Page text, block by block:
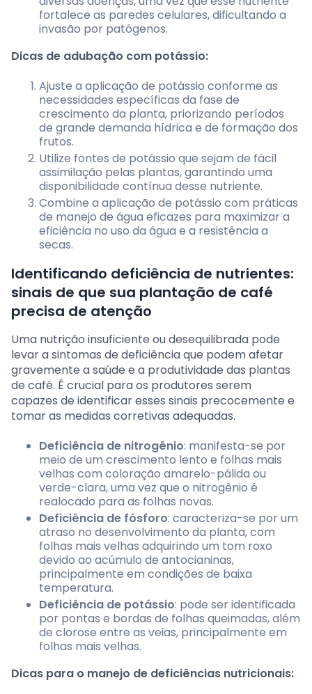
fortalece as paredes celulares, dificultando a
invasão por patógenos.
Dicas de adubação com potássio:
Ajuste a aplicação de potássio conforme as
necessidades específicas da fase de
crescimento da planta, priorizando períodos
de grande demanda hídrica e de formação dos
frutos.
Utilize fontes de potássio que sejam de fácil
assimilação pelas plantas, garantindo uma
disponibilidade contínua desse nutriente.
Combine a aplicação de potássio com práticas
de manejo de água eficazes para maximizar a
eficiência no uso da água e a resistência a
secas.
Identificando deficiência de nutrientes:
sinais de que sua plantação de café
precisa de atenção
Uma nutrição insuficiente ou desequilibrada pode
levar a sintomas de deficiência que podem afetar
gravemente a saúde e a produtividade das plantas
de café. É crucial para os produtores serem
capazes de identificar esses sinais precocemente e
tomar as medidas corretivas adequadas.
Deficiência de nitrogênio: manifesta-se por
meio de um crescimento lento e folhas mais
velhas com coloração amarelo-pálida ou
verde-clara, uma vez que o nitrogênio é
realocado para as folhas novas.
Deficiência de fósforo: caracteriza-se por um
atraso no desenvolvimento da planta, com
folhas mais velhas adquirindo um tom roxo
devido ao acúmulo de antocianinas,
principalmente em condições de baixa
temperatura.
Deficiência de potássio: pode ser identificada
por pontas e bordas de folhas queimadas, além
de clorose entre as veias, principalmente em
folhas mais velhas.
Dicas para o manejo de deficiências nutricionais: